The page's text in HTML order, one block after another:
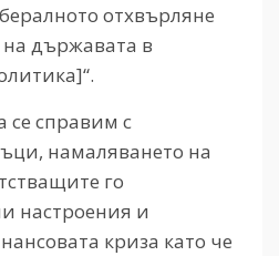
отхвърляне
държавата в
се справим с
намаляването на
го
настроения и
криза като че